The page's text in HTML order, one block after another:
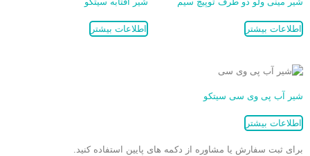
اطلاعات بیشتر اطلاعات بیشتر
شیر آب پی وی سی سیتکو
اطلاعات بیشتر
برای ثبت سفارش یا مشاوره از دکمه های پایین استفاده کنید.